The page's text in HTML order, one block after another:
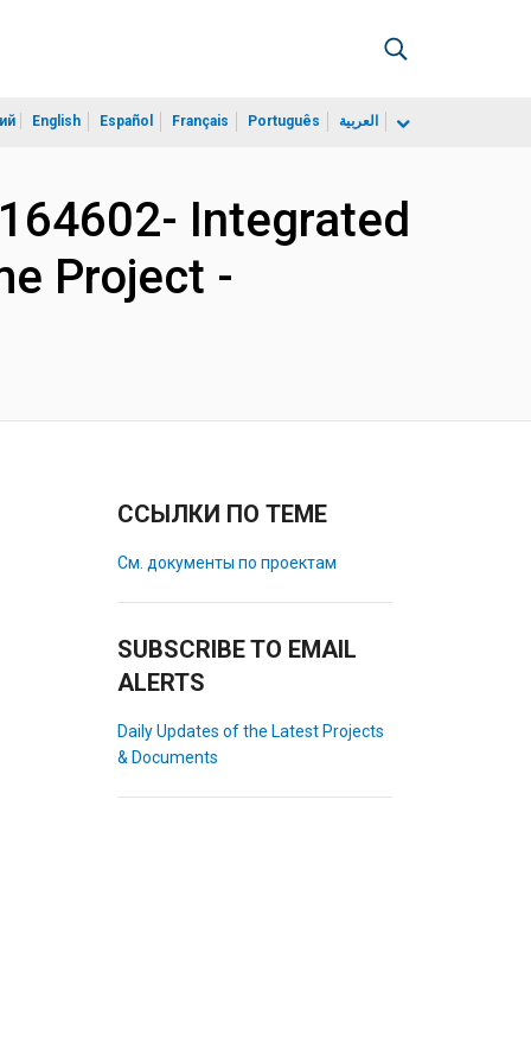
English Español Français Português العربية
Integrated
Project -
ССЫЛКИ ПО ТЕМЕ
См. документы по проектам
SUBSCRIBE TO EMAIL
ALERTS
Daily Updates of the Latest Projects
& Documents